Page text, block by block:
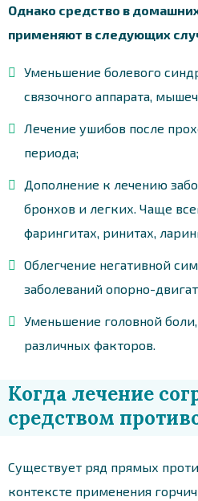
Однако средство в
применяют в следующих
Уменьшение болевого
связочного аппарата,
Лечение ушибов после
периода;
Дополнение к лечению
бронхов и легких. Чаще
фарингитах, ринитах,
Облегчение негативной
заболеваний опорно-
Уменьшение головной
различных факторов.
Когда лечение
средством
Существует ряд прямых
контексте применения